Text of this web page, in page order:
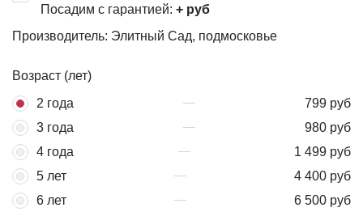
Посадим с гарантией: + руб
Производитель: Элитный Сад, подмосковье
Возраст (лет)
2 года
799 руб
3 года
980 руб
4 года
1 499 руб
5 лет
4 400 руб
6 лет
6 500 руб